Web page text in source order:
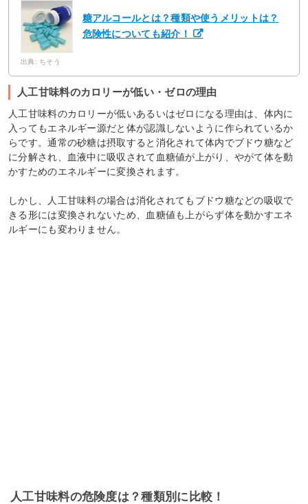
糖アルコールとは？種類や使うメリットは？
危険性についても紹介！
出典: ちそう
人工甘味料のカロリーが低い・ゼロの理由
人工甘味料のカロリーが低いあるいはゼロになる理由は、体内に
入ってもエネルギー源だと体が認識しないように作られているか
らです。通常の砂糖は摂取すると消化されて体内でブドウ糖など
に分解され、血液中に吸収されて血糖値が上がり、やがて体を動
かすためのエネルギーに変換されます。
しかし、人工甘味料の場合は消化されてもブドウ糖などの吸収で
きる形には変換されないため、血糖値も上がらず体を動かすエネ
ルギーにも変わりません。
人工甘味料の危険度は？種類別に比較！